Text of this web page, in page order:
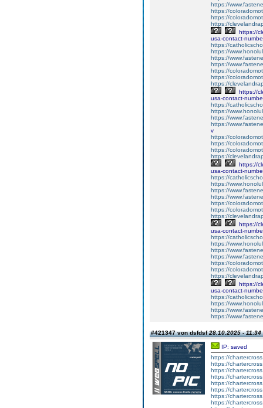
https://
https://
https://
https://
https://
usa-contact-
https://
https://
https://
https://
https://
https://
https://
https://
usa-contact-
https://
https://
https://
https://
v
https://
https://
https://
https://
https://
usa-contact-
https://
https://
https://
https://
https://
https://
https://
https://
usa-contact-
https://
https://
https://
https://
https://
https://
https://
https://
usa-contact-
https://
https://
https://
https://
#421347 von dsfdsf28.10.2025 - 11:34
IP: saved
https://
https://
https://
https://
https://
https://
https://
https://